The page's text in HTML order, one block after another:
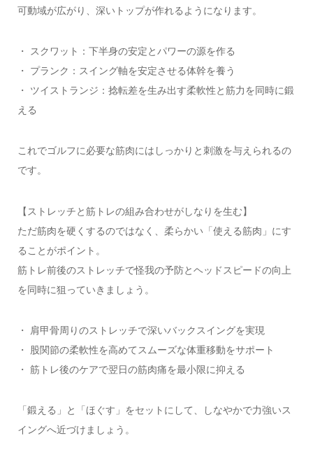
可動域が広がり、深いトップが作れるようになります。
・ スクワット：下半身の安定とパワーの源を作る
・ プランク：スイング軸を安定させる体幹を養う
・ ツイストランジ：捻転差を生み出す柔軟性と筋力を同時に鍛
える
これでゴルフに必要な筋肉にはしっかりと刺激を与えられるの
です。
【ストレッチと筋トレの組み合わせがしなりを生む】
ただ筋肉を硬くするのではなく、柔らかい「使える筋肉」にす
ることがポイント。
筋トレ前後のストレッチで怪我の予防とヘッドスピードの向上
を同時に狙っていきましょう。
・ 肩甲骨周りのストレッチで深いバックスイングを実現
・ 股関節の柔軟性を高めてスムーズな体重移動をサポート
・ 筋トレ後のケアで翌日の筋肉痛を最小限に抑える
「鍛える」と「ほぐす」をセットにして、しなやかで力強いス
イングへ近づけましょう。